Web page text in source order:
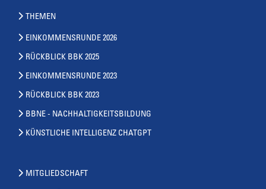
THEMEN
EINKOMMENSRUNDE 2026
RÜCKBLICK BBK 2025
EINKOMMENSRUNDE 2023
RÜCKBLICK BBK 2023
BBNE - NACHHALTIGKEITSBILDUNG
KÜNSTLICHE INTELLIGENZ CHATGPT
MITGLIEDSCHAFT